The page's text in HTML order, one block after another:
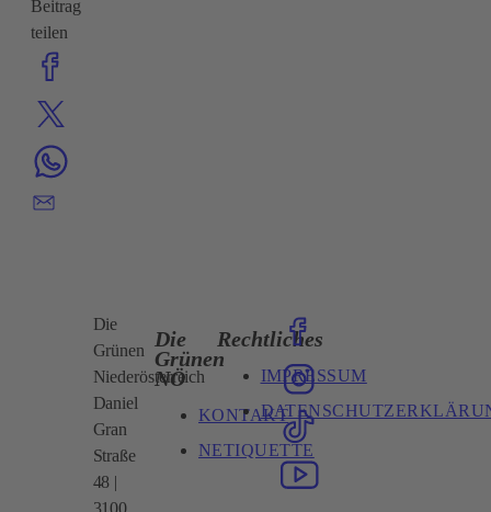
Beitrag
teilen
Die
Grünen
Niederösterreich
Daniel
Gran
Straße
48 |
3100
Die
Grünen
NÖ
KONTAKT
NETIQUETTE
Rechtliches
IMPRESSUM